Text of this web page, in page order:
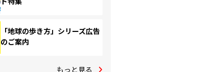
「地球の歩き方」シリーズ広告
のご案内
もっと見る